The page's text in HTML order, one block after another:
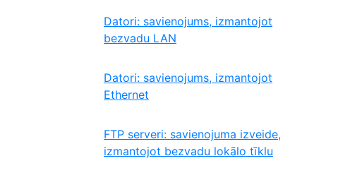
Datori: savienojums, izmantojot
bezvadu LAN
Datori: savienojums, izmantojot
Ethernet
FTP serveri: savienojuma izveide,
izmantojot bezvadu lokālo tīklu